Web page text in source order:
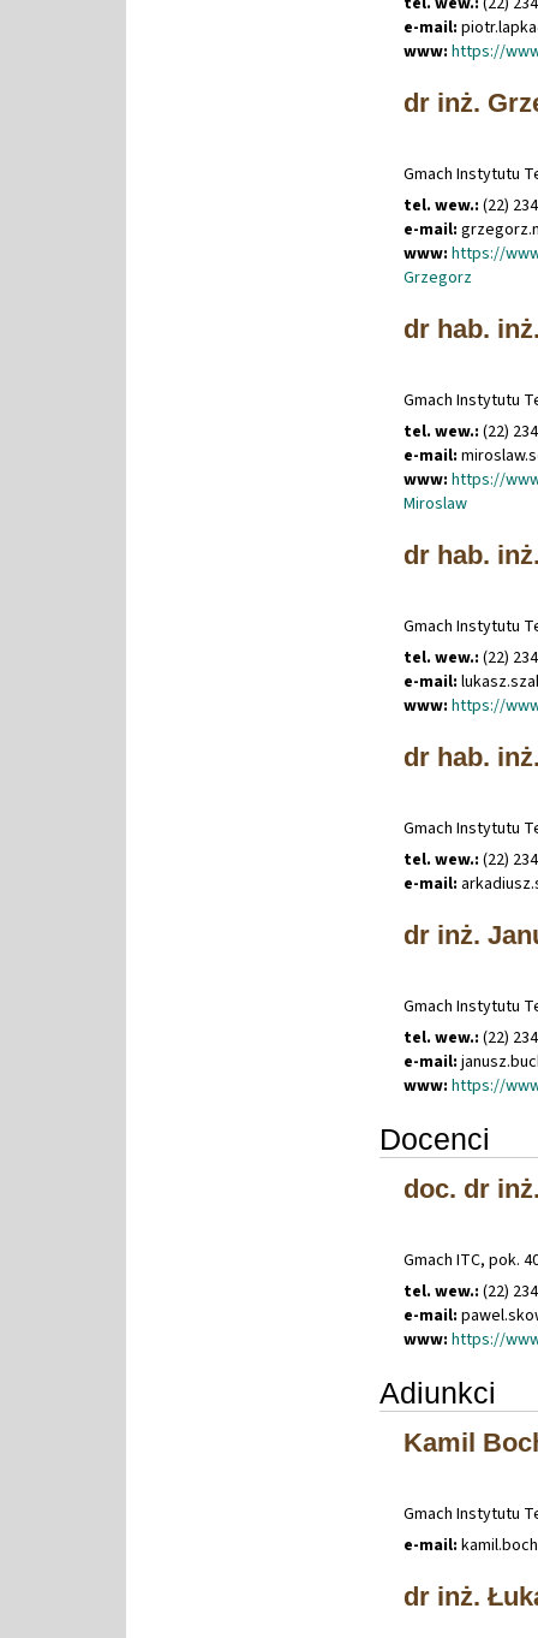
e-mail: piotr.
www: https://
dr inż.
Gmach Instytutu
tel. wew.: (22)
e-mail: grzegorz.
www: https://
Grzegorz
dr hab.
Gmach Instytutu
tel. wew.: (22)
e-mail: miroslaw.
www: https://
Miroslaw
dr hab.
Gmach Instytutu
tel. wew.: (22)
e-mail: lukasz.
www: https://
dr hab.
Gmach Instytutu
tel. wew.: (22)
e-mail: arkadiusz.
dr inż.
Gmach Instytutu
tel. wew.: (22)
e-mail: janusz.
www: https://
Docenci
doc. dr
Gmach ITC, pok.
tel. wew.: (22)
e-mail: pawel.
www: https://
Adiunkci
Kamil
Gmach Instytutu
e-mail: kamil.
dr inż.